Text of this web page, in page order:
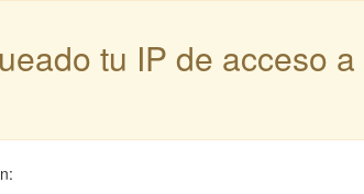
tu IP de acceso